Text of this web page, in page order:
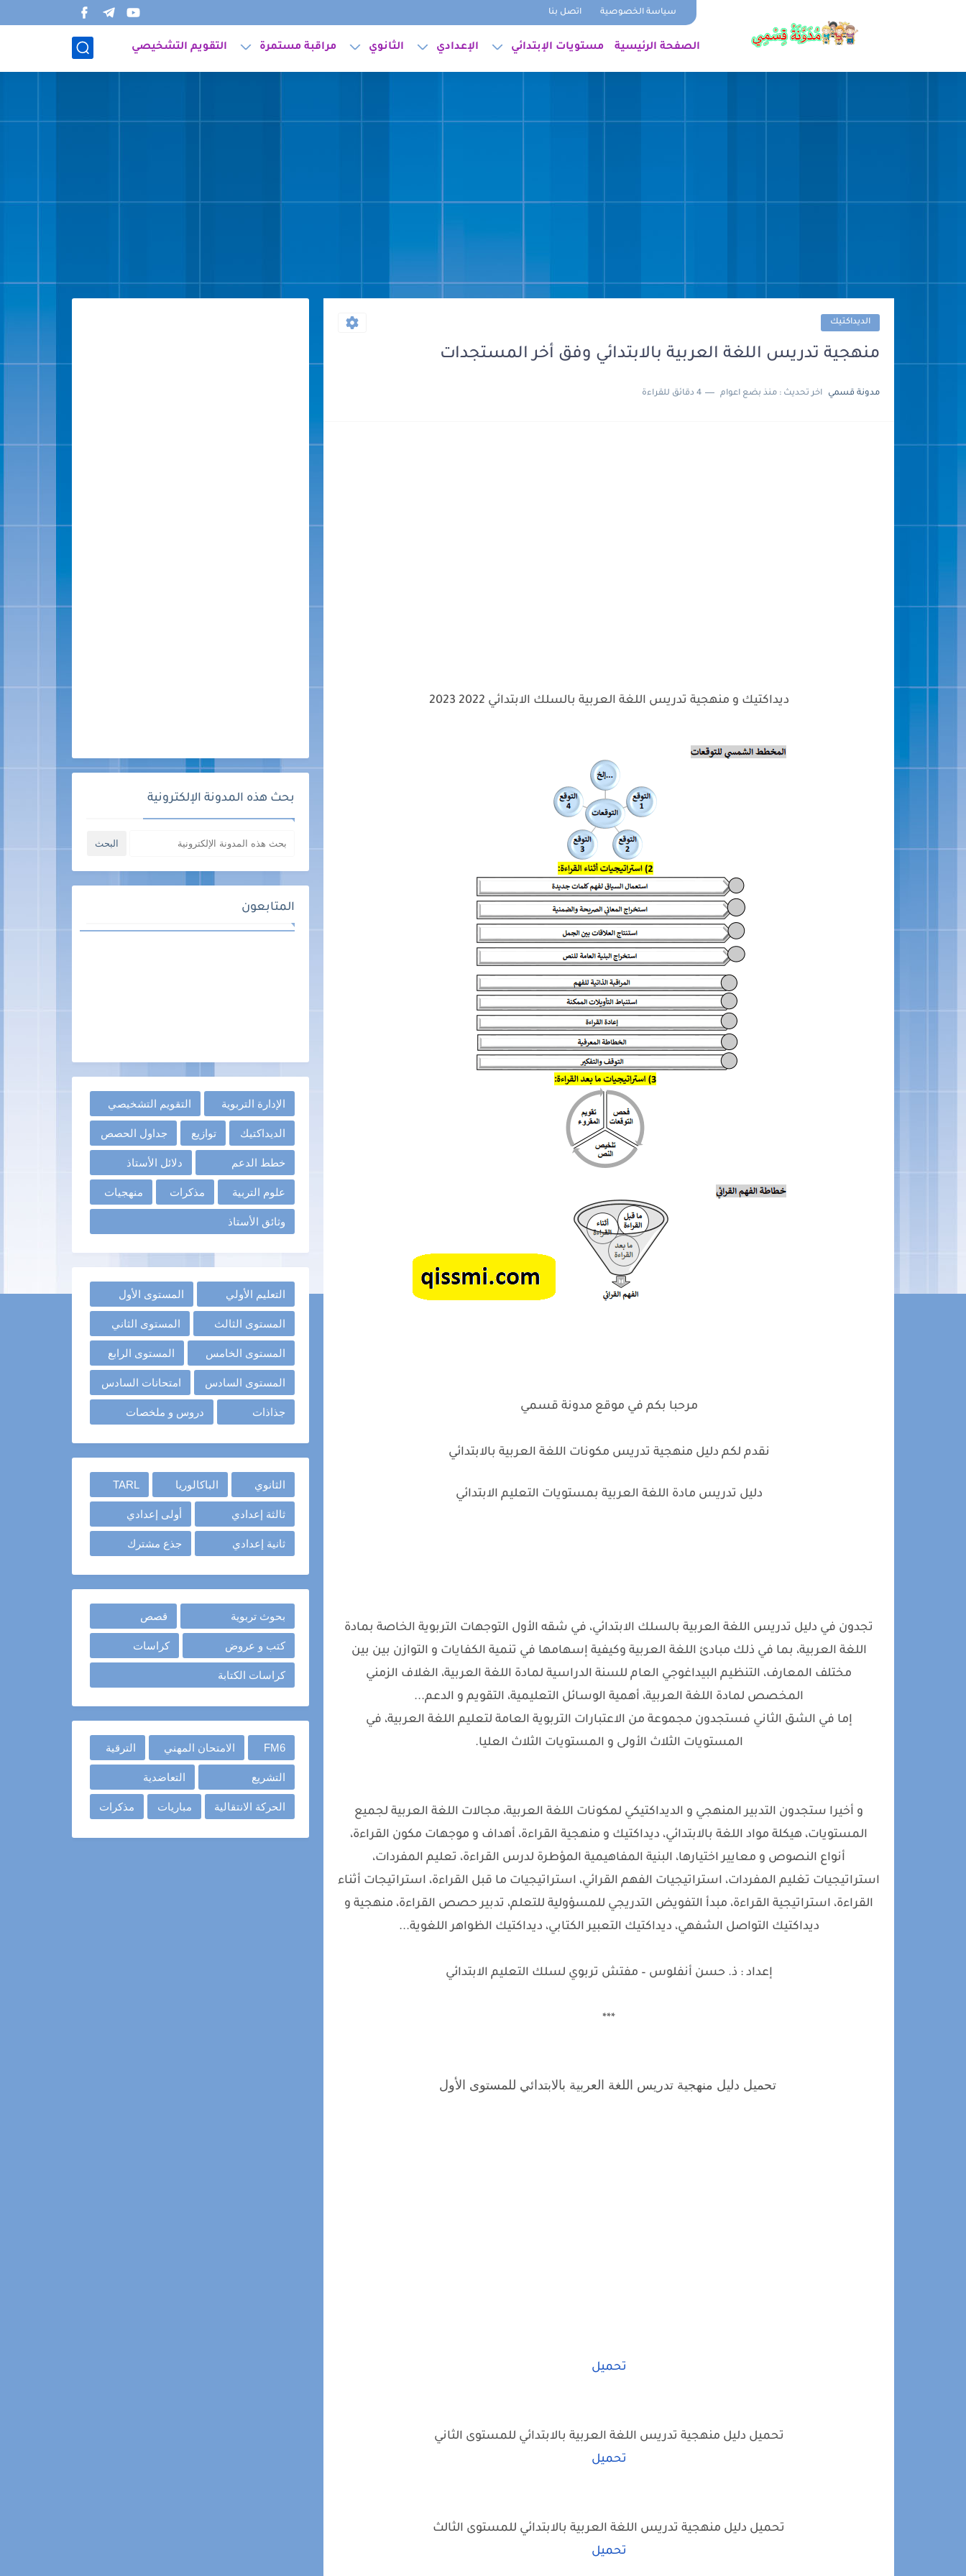
سياسة الخصوصية اتصل بنا
الصفحة الرئيسية مستويات الإبتدائي الإعدادي الثانوي مراقبة مستمرة التقويم التشخيصي
الديداكتيك
منهجية تدريس اللغة العربية بالابتدائي وفق أخر المستجدات
مدونة قسمي اخر تحديث : منذ بضع اعوام 4 دقائق للقراءة
ديداكتيك و منهجية تدريس اللغة العربية بالسلك الابتدائي 2022 2023
مرحبا بكم في موقع مدونة قسمي
نقدم لكم دليل منهجية تدريس مكونات اللغة العربية بالابتدائي
دليل تدريس مادة اللغة العربية بمستويات التعليم الابتدائي
تجدون في دليل تدريس اللغة العربية بالسلك الابتدائي، في شقه الأول التوجهات التربوية الخاصة بمادة
اللغة العربية، بما في ذلك مبادئ اللغة العربية وكيفية إسهامها في تنمية الكفايات و التوازن بين بين
مختلف المعارف، التنظيم البيداغوجي العام للسنة الدراسية لمادة اللغة العربية، الغلاف الزمني
المخصص لمادة اللغة العربية، أهمية الوسائل التعليمية، التقويم و الدعم...
إما في الشق الثاني فستجدون مجموعة من الاعتبارات التربوية العامة لتعليم اللغة العربية، في
المستويات الثلاث الأولى و المستويات الثلاث العليا.
و أخيرا ستجدون التدبير المنهجي و الديداكتيكي لمكونات اللغة العربية، مجالات اللغة العربية لجميع
المستويات، هيكلة مواد اللغة بالابتدائي، ديداكتيك و منهجية القراءة، أهداف و موجهات مكون القراءة،
أنواع النصوص و معايير اختيارها، البنية المفاهيمية المؤطرة لدرس القراءة، تعليم المفردات،
استراتيجيات تغليم المفردات، استراتيجيات الفهم القرائي، استراتيجيات ما قبل القراءة، استراتيجات أثناء
القراءة، استراتيجية القراءة، مبدأ التفويض التدريجي للمسؤولية للتعلم، تدبير حصص القراءة، منهجية و
ديداكتيك التواصل الشفهي، ديداكتيك التعبير الكتابي، ديداكتيك الظواهر اللغوية...
إعداد : ذ. حسن أنفلوس – مفتش تربوي لسلك التعليم الابتدائي
***
تحميل دليل منهجية تدريس اللغة العربية بالابتدائي للمستوى الأول
تحميل
تحميل دليل منهجية تدريس اللغة العربية بالابتدائي للمستوى الثاني
تحميل
تحميل دليل منهجية تدريس اللغة العربية بالابتدائي للمستوى الثالث
تحميل
بحث هذه المدونة الإلكترونية
المتابعون
الإدارة التربوية التقويم التشخيصي
الديداكتيك توازيع جداول الحصص
خطط الدعم دلائل الأستاذ
علوم التربية مذكرات منهجيات
وثائق الأستاذ
التعليم الأولي المستوى الأول
المستوى الثالث المستوى الثاني
المستوى الخامس المستوى الرابع
المستوى السادس امتحانات السادس
جذاذات دروس و ملخصات
الثانوي الباكالوريا TARL
ثالثة إعدادي أولى إعدادي
ثانية إعدادي جذع مشترك
بحوث تربوية قصص
كتب و عروض كراسات
كراسات الكتابة
FM6 الامتحان المهني الترقية
التشريع التعاضدية
الحركة الانتقالية مباريات مذكرات